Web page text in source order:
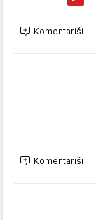
Komentariši
Komentariši